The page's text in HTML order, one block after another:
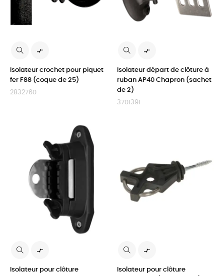

Isolateur crochet pour piquet
fer F88 (coque de 25)
2832760

Isolateur départ de clôture à
ruban AP40 Chapron (sachet
de 2)
3701391

Isolateur pour clôture

Isolateur pour clôture